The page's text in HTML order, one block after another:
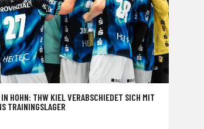
HOHN: THW KIEL VERABSCHIEDET SICH MIT
TRAININGSLAGER